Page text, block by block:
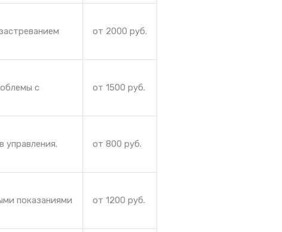
от 2000 руб.
с
от 1500 руб.
управления.
от 800 руб.
показаниями
от 1200 руб.